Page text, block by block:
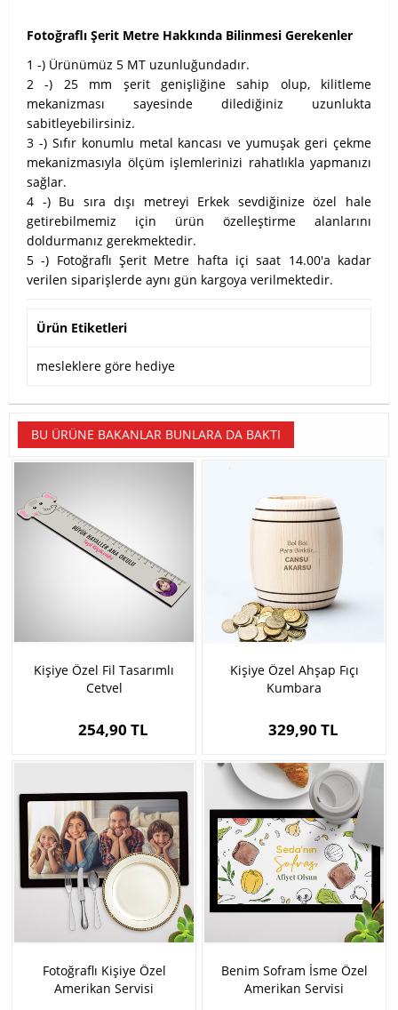
Fotoğraflı Şerit Metre Hakkında Bilinmesi Gerekenler
1 -) Ürünümüz 5 MT uzunluğundadır.
2 -) 25 mm şerit genişliğine sahip olup, kilitleme
mekanizması sayesinde dilediğiniz uzunlukta
sabitleyebilirsiniz.
3 -) Sıfır konumlu metal kancası ve yumuşak geri çekme
mekanizmasıyla ölçüm işlemlerinizi rahatlıkla yapmanızı
sağlar.
4 -) Bu sıra dışı metreyi Erkek sevdiğinize özel hale
getirebilmemiz için ürün özelleştirme alanlarını
doldurmanız gerekmektedir.
5 -) Fotoğraflı Şerit Metre hafta içi saat 14.00'a kadar
verilen siparişlerde aynı gün kargoya verilmektedir.
Ürün Etiketleri
mesleklere göre hediye
BU ÜRÜNE BAKANLAR BUNLARA DA BAKTI
Kişiye Özel Fil Tasarımlı
Cetvel
254,90 TL
Kişiye Özel Ahşap Fıçı
Kumbara
329,90 TL
Fotoğraflı Kişiye Özel
Amerikan Servisi
Benim Sofram İsme Özel
Amerikan Servisi